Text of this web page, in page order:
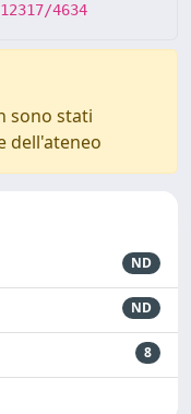
4634
sono stati
dell'ateneo
ND
ND
8